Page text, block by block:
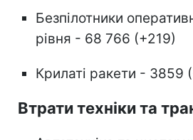
Безпілотники
рівня - 68 766 (+219)
Крилаті ракети - 3859
Втрати техніки та